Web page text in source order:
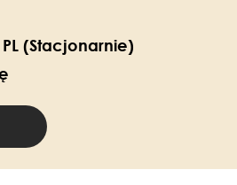
PL (Stacjonarnie)